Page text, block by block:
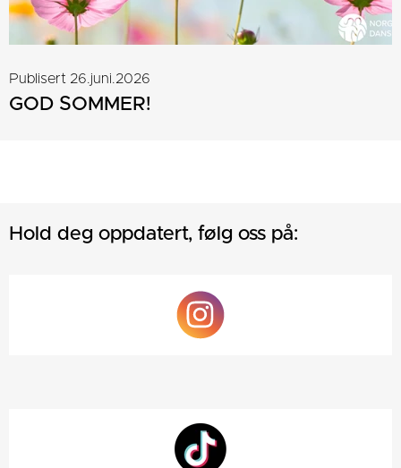
Publisert 26.juni.2026
GOD SOMMER!
Hold deg oppdatert, følg oss på: